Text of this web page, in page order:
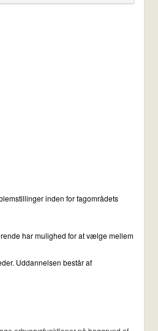
inden for fagområdets
har mulighed for at vælge mellem
Uddannelsen består af